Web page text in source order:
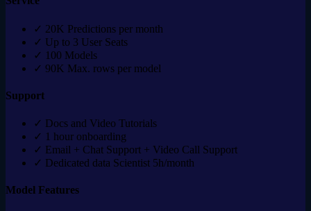
✓ 20K Predictions per month
✓ Up to 3 User Seats
✓ 100 Models
✓ 90K Max. rows per model
Support
✓ Docs and Video Tutorials
✓ 1 hour onboarding
✓ Email + Chat Support + Video Call Support
✓ Dedicated data Scientist 5h/month
Model Features